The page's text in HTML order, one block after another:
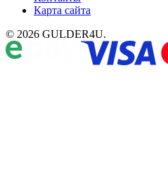
Карта сайта
© 2026 GULDER4U.